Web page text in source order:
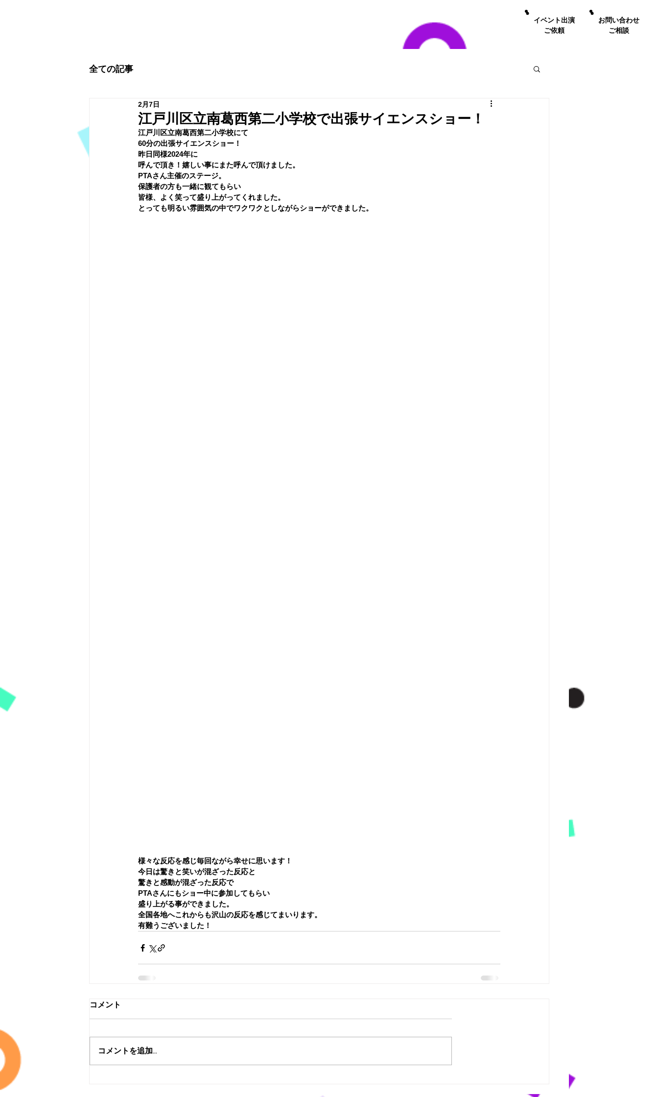
お問い合わせ
ご相談
イベント出演
ご依頼
全ての記事
江戸川区立南葛西第二小学校で出張サイエンスショー！
2月7日
﻿江戸川区立南葛西第二小学校にて
60分の出張サイエンスショー！
昨日同様2024年に
呼んで頂き！嬉しい事にまた呼んで頂けました。
PTAさん主催のステージ。
保護者の方も一緒に観てもらい
皆様、よく笑って盛り上がってくれました。
とっても明るい雰囲気の中でワクワクとしながらショーができました。
様々な反応を感じ毎回ながら幸せに思います！
今日は驚きと笑いが混ざった反応と
驚きと感動が混ざった反応で
PTAさんにもショー中に参加してもらい
盛り上がる事ができました。
全国各地へこれからも沢山の反応を感じてまいります。
有難うございました！
コメント
コメントを追加…